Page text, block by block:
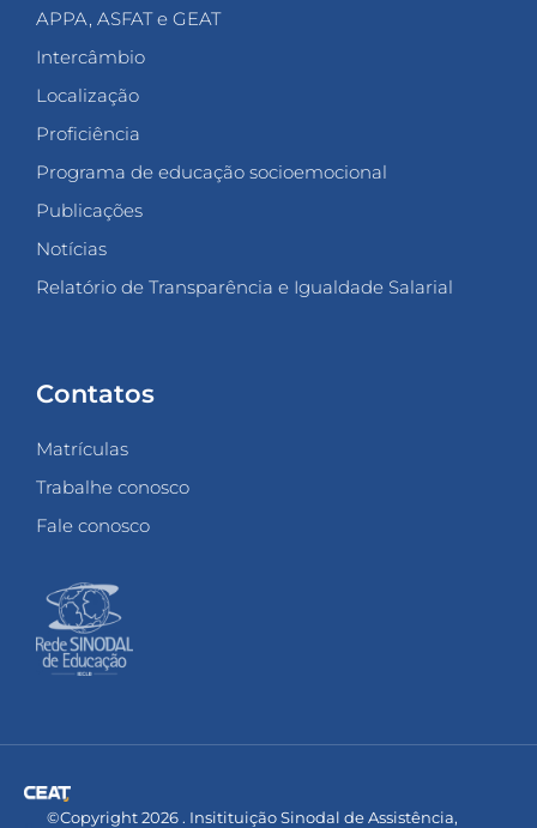
APPA, ASFAT e GEAT
Intercâmbio
Localização
Proficiência
Programa de educação socioemocional
Publicações
Notícias
Relatório de Transparência e Igualdade Salarial
Contatos
Matrículas
Trabalhe conosco
Fale conosco
©Copyright 2026 . Insitituição Sinodal de Assistência,